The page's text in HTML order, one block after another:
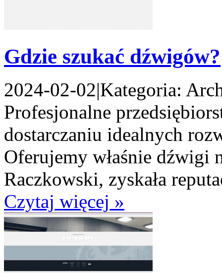
Gdzie szukać dźwigów?
2024-02-02|Kategoria:
Profesjonalne
dostarczaniu idealnych
Oferujemy właśnie dźwigi
Raczkowski, zyskała
Czytaj więcej »